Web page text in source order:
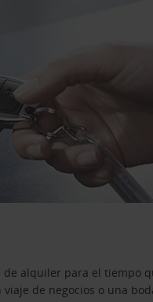
alquiler para el
de negocios o una